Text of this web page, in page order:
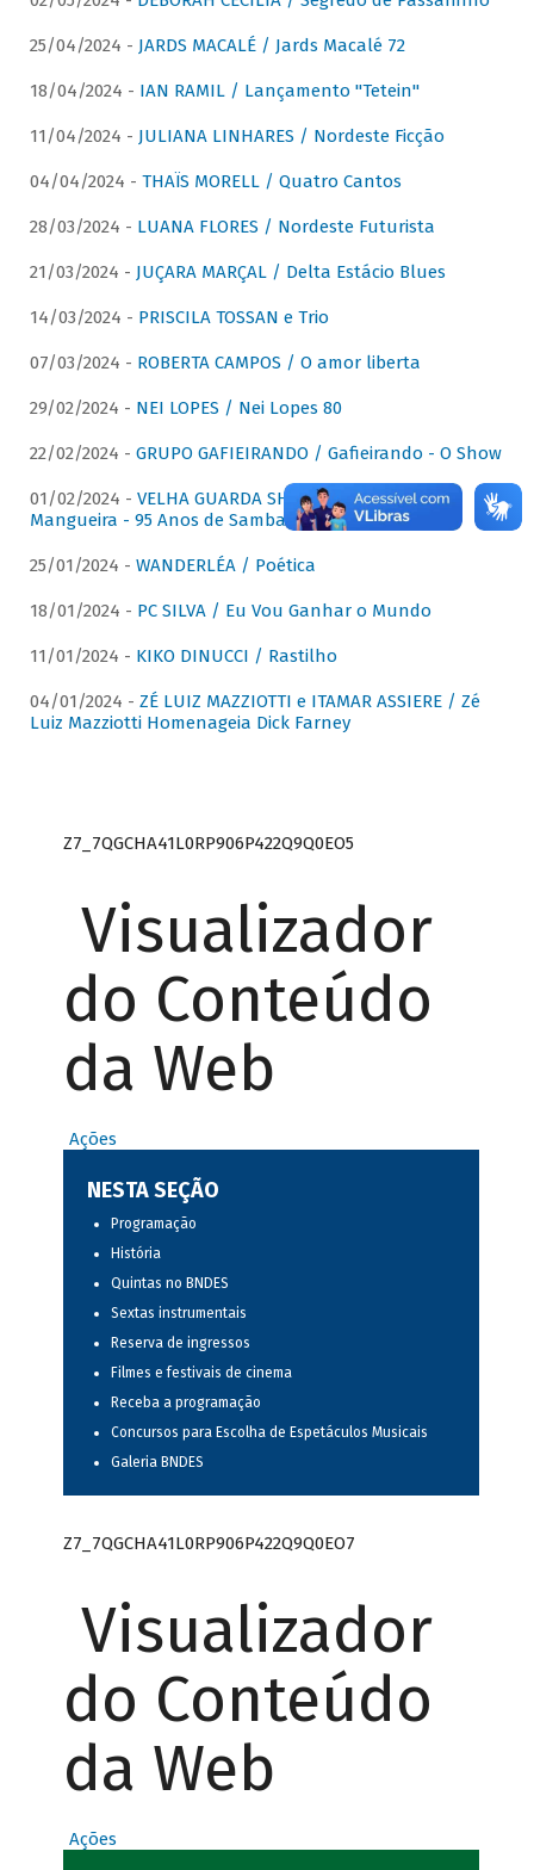
25/04/2024 - JARDS MACALÉ / Jards Macalé 72
18/04/2024 - IAN RAMIL / Lançamento "Tetein"
11/04/2024 - JULIANA LINHARES / Nordeste Ficção
04/04/2024 - THAÏS MORELL / Quatro Cantos
28/03/2024 - LUANA FLORES / Nordeste Futurista
21/03/2024 - JUÇARA MARÇAL / Delta Estácio Blues
14/03/2024 - PRISCILA TOSSAN e Trio
07/03/2024 - ROBERTA CAMPOS / O amor liberta
29/02/2024 - NEI LOPES / Nei Lopes 80
22/02/2024 - GRUPO GAFIEIRANDO / Gafieirando - O Show
01/02/2024 - VELHA GUARDA SHOW DA MANGUEIRA /
Mangueira - 95 Anos de Samba
25/01/2024 - WANDERLÉA / Poética
18/01/2024 - PC SILVA / Eu Vou Ganhar o Mundo
11/01/2024 - KIKO DINUCCI / Rastilho
04/01/2024 - ZÉ LUIZ MAZZIOTTI e ITAMAR ASSIERE / Zé
Luiz Mazziotti Homenageia Dick Farney
Z7_7QGCHA41L0RP906P422Q9Q0EO5
Visualizador
do Conteúdo
da Web
Ações
NESTA SEÇÃO
Programação
História
Quintas no BNDES
Sextas instrumentais
Reserva de ingressos
Filmes e festivais de cinema
Receba a programação
Concursos para Escolha de Espetáculos Musicais
Galeria BNDES
Z7_7QGCHA41L0RP906P422Q9Q0EO7
Visualizador
do Conteúdo
da Web
Ações